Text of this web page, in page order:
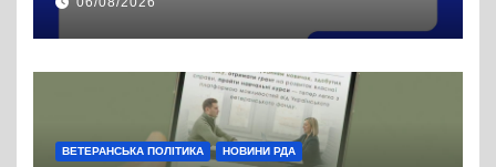
ВЕТЕРАНСЬКА ПОЛІТИКА НОВИНИ РДА